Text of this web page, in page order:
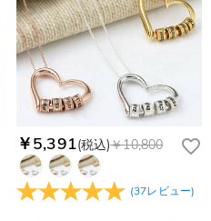
￥5,391(税込)￥10,800
(37レビュー)